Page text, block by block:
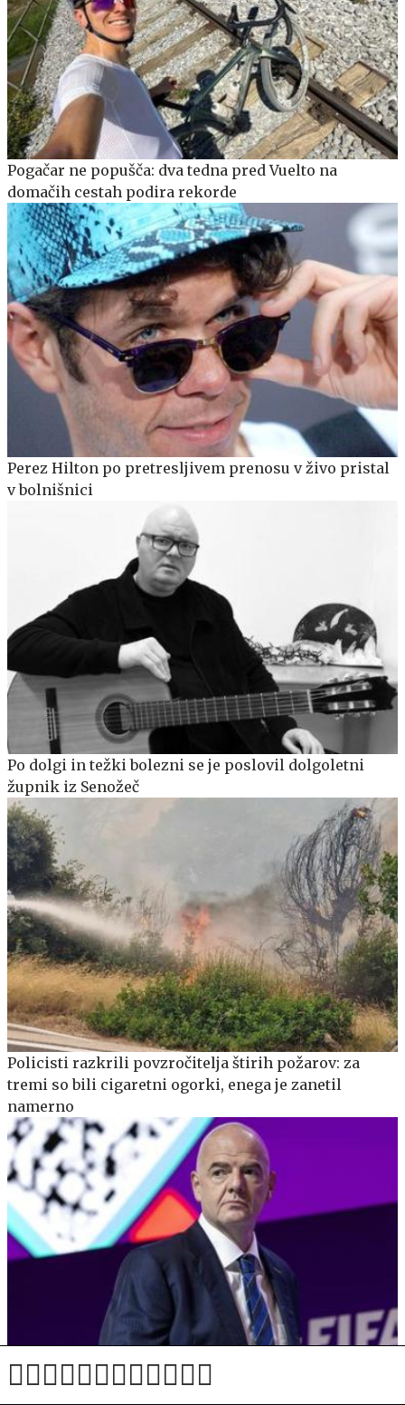
Pogačar ne popušča: dva tedna pred Vuelto na
domačih cestah podira rekorde
Perez Hilton po pretresljivem prenosu v živo pristal
v bolnišnici
Po dolgi in težki bolezni se je poslovil dolgoletni
župnik iz Senožeč
Policisti razkrili povzročitelja štirih požarov: za
tremi so bili cigaretni ogorki, enega je zanetil
namerno
Infantino pod pritiskom sklical krizni sestanek,